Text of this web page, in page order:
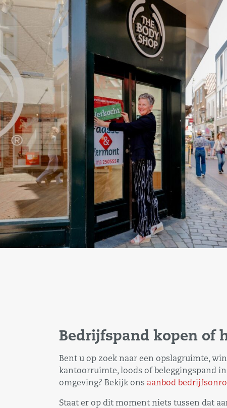
Bedrijfspand kopen of
Bent u op zoek naar een opslagruimte,
kantoorruimte, loods of beleggingspand
omgeving? Bekijk ons aanbod
Staat er op dit moment niets tussen dat